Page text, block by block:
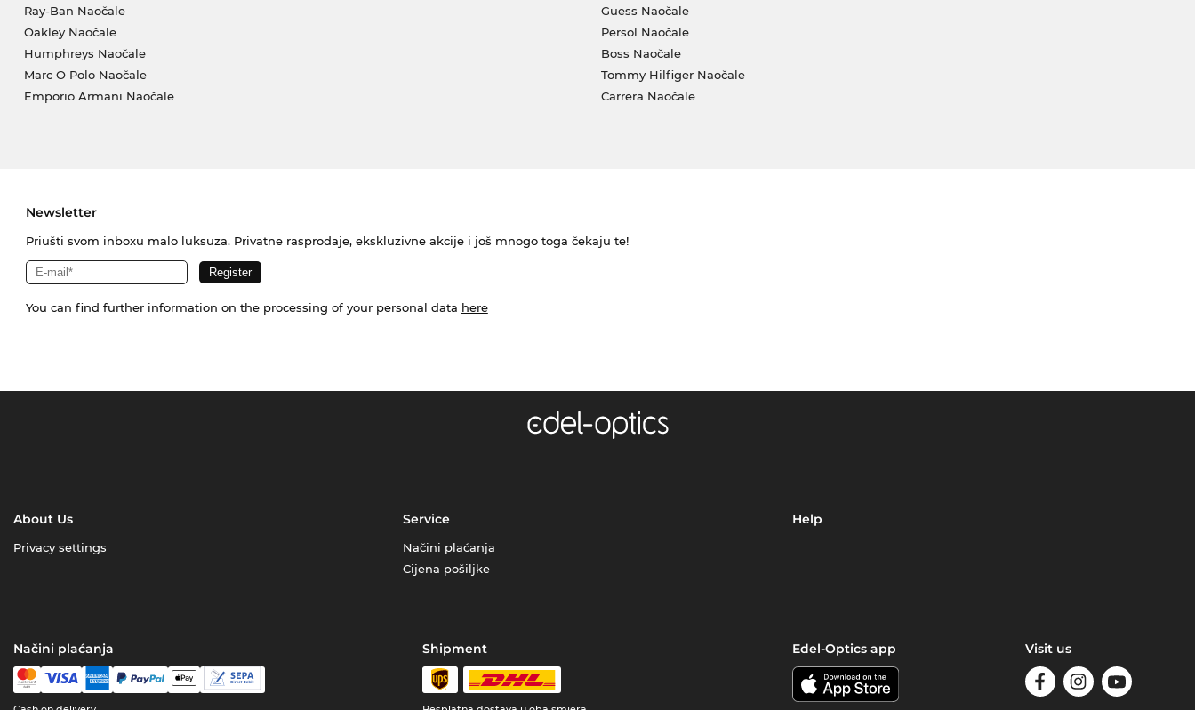
Ray-Ban Naočale
Oakley Naočale
Humphreys Naočale
Marc O Polo Naočale
Emporio Armani Naočale
Guess Naočale
Persol Naočale
Boss Naočale
Tommy Hilfiger Naočale
Carrera Naočale
Newsletter
Priušti svom inboxu malo luksuza. Privatne rasprodaje, ekskluzivne akcije i još mnogo toga čekaju te!
You can find further information on the processing of your personal data here
About Us
Privacy settings
Service
Načini plaćanja
Cijena pošiljke
Help
Načini plaćanja Shipment Edel-Optics app Visit us